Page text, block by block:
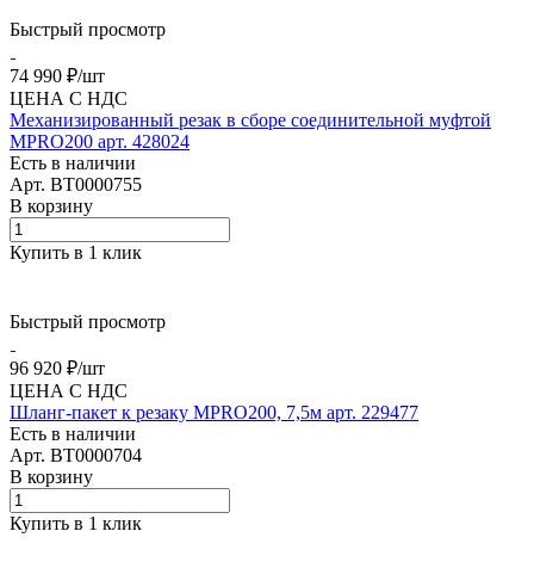
Быстрый просмотр
74 990 ₽/шт
ЦЕНА С НДС
Механизированный резак в сборе соединительной муфтой
MPRO200 арт. 428024
Есть в наличии
Арт. BT0000755
В корзину
Купить в 1 клик
Быстрый просмотр
96 920 ₽/шт
ЦЕНА С НДС
Шланг-пакет к резаку MPRO200, 7,5м арт. 229477
Есть в наличии
Арт. BT0000704
В корзину
Купить в 1 клик